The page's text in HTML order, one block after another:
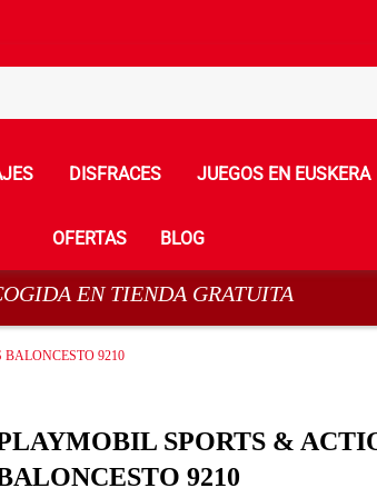
DISFRACES JUEGOS EN EUSKERA
OFERTAS BLOG
EN TIENDA GRATUITA
9210
SPORTS &
9210